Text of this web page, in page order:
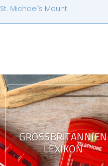
St. Michael’s Mount
GROSSBRITANNIEN L
EXIKON